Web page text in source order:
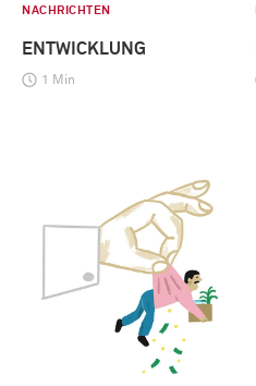
NACHRICHTEN
ENTWICKLUNG
1 Min